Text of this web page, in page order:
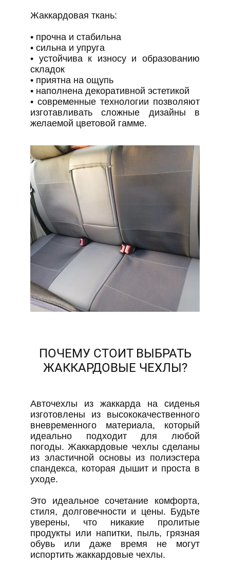
Жаккардовая ткань:
• прочна и стабильна
• сильна и упруга
• устойчива к износу и образованию
складок
• приятна на ощупь
• наполнена декоративной эстетикой
• современные технологии позволяют
изготавливать сложные дизайны в
желаемой цветовой гамме.
ПОЧЕМУ СТОИТ ВЫБРАТЬ
ЖАККАРДОВЫЕ ЧЕХЛЫ?
Авточехлы из жаккарда на сиденья
изготовлены из высококачественного
вневременного материала, который
идеально подходит для любой
погоды. Жаккардовые чехлы сделаны
из эластичной основы из полиэстера
спандекса, которая дышит и проста в
уходе.
Это идеальное сочетание комфорта,
стиля, долговечности и цены. Будьте
уверены, что никакие пролитые
продукты или напитки, пыль, грязная
обувь или даже время не могут
испортить жаккардовые чехлы.